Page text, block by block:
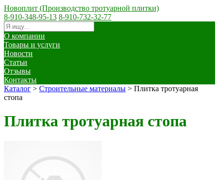
Новоплит (Производство тротуарной плитки)
8-910-348-95-13 8-910-732-32-77
О компании
Товары и услуги
Новости
Статьи
Отзывы
Контакты
Каталог > Строительные материалы > Плитка тротуарная
стопа
Плитка тротуарная стопа